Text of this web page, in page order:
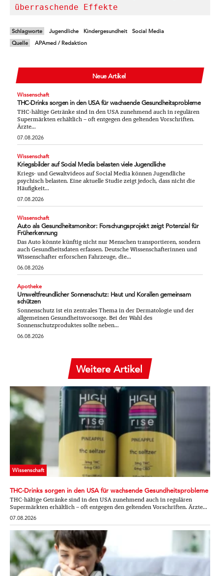
überraschende Effekte
Schlagworte Jugendliche Kindergesundheit
Social Media
Quelle
APAmed / Redaktion
Neue Artikel
Wissenschaft
THC-Drinks sorgen in den USA für wachsende Gesundheitsprobleme
THC-hältige Getränke sind in den USA zunehmend auch in regulären
Supermärkten erhältlich – oft entgegen den geltenden Vorschriften.
Ärzte...
07.08.2026
Wissenschaft
Kriegsbilder auf Social Media belasten viele Jugendliche
Kriegs- und Gewaltvideos auf Social Media können Jugendliche
psychisch belasten. Eine aktuelle Studie zeigt jedoch, dass nicht die
Häufigkeit...
07.08.2026
Wissenschaft
Auto als Gesundheitsmonitor: Forschungsprojekt zeigt Potenzial für
Früherkennung
Das Auto könnte künftig nicht nur Menschen transportieren, sondern
auch Gesundheitsdaten erfassen. Deutsche Wissenschafterinnen und
Wissenschafter erforschen Fahrzeuge, die...
06.08.2026
Apotheke
Umweltfreundlicher Sonnenschutz: Haut und Korallen gemeinsam
schützen
Sonnenschutz ist ein zentrales Thema in der Dermatologie und der
allgemeinen Gesundheitsvorsorge. Bei der Wahl des
Sonnenschutzproduktes sollte neben...
06.08.2026
Weitere Artikel
Wissenschaft
THC-Drinks sorgen in den USA für wachsende Gesundheitsprobleme
THC-hältige Getränke sind in den USA zunehmend auch in regulären
Supermärkten erhältlich – oft entgegen den geltenden Vorschriften. Ärzte...
07.08.2026